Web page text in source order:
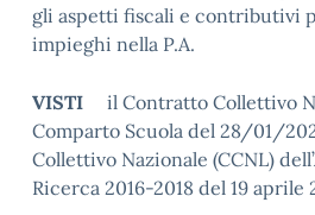
gli aspetti fiscali e contributivi
impieghi nella P.A.
VISTI il Contratto Collettivo
Comparto Scuola del 28/01/
Collettivo Nazionale (CCNL)
Ricerca 2016-2018 del 19 aprile